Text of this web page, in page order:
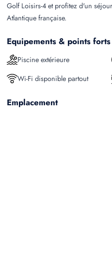
Golf Loisirs-4 et profitez d'un
Atlantique française.
Equipements & points forts
Piscine extérieure
Wi-Fi disponible partout
Emplacement